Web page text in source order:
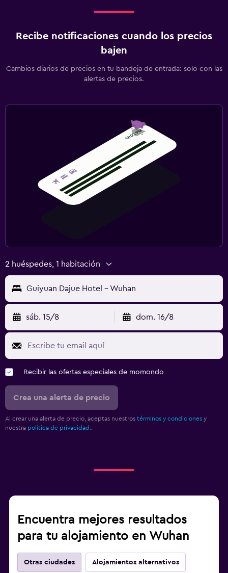
Recibe notificaciones cuando los precios
bajen
Cambios diarios de precios en tu bandeja de entrada: solo con las
alertas de precios.
2 huéspedes, 1 habitación
Guiyuan Dajue Hotel - Wuhan
sáb. 15/8 dom. 16/8
Recibir las ofertas especiales de momondo
Crea una alerta de precio
Al crear una alerta de precio, aceptas nuestros términos y condiciones y
nuestra política de privacidad.
Encuentra mejores resultados
para tu alojamiento en Wuhan
Otras ciudades Alojamientos alternativos